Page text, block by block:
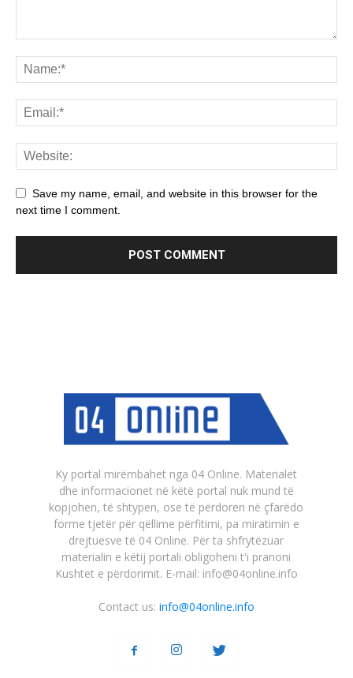
Save my name, email, and website in this browser for the
next time I comment.
Ky portal mirëmbahet nga 04 Online. Materialet
dhe informacionet në këtë portal nuk mund të
kopjohen, të shtypen, ose të përdoren në çfarëdo
forme tjetër për qëllime përfitimi, pa miratimin e
drejtuesve të 04 Online. Për ta shfrytëzuar
materialin e këtij portali obligoheni t'i pranoni
Kushtet e përdorimit. E-mail: info@04online.info
Contact us: info@04online.info